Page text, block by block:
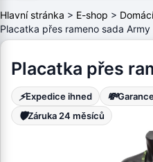
Hlavní stránka > E-shop >
Placatka přes rameno sada Army
Placatka přes
⚡Expedice ihned 💸
🛡️Záruka 24 měsíců